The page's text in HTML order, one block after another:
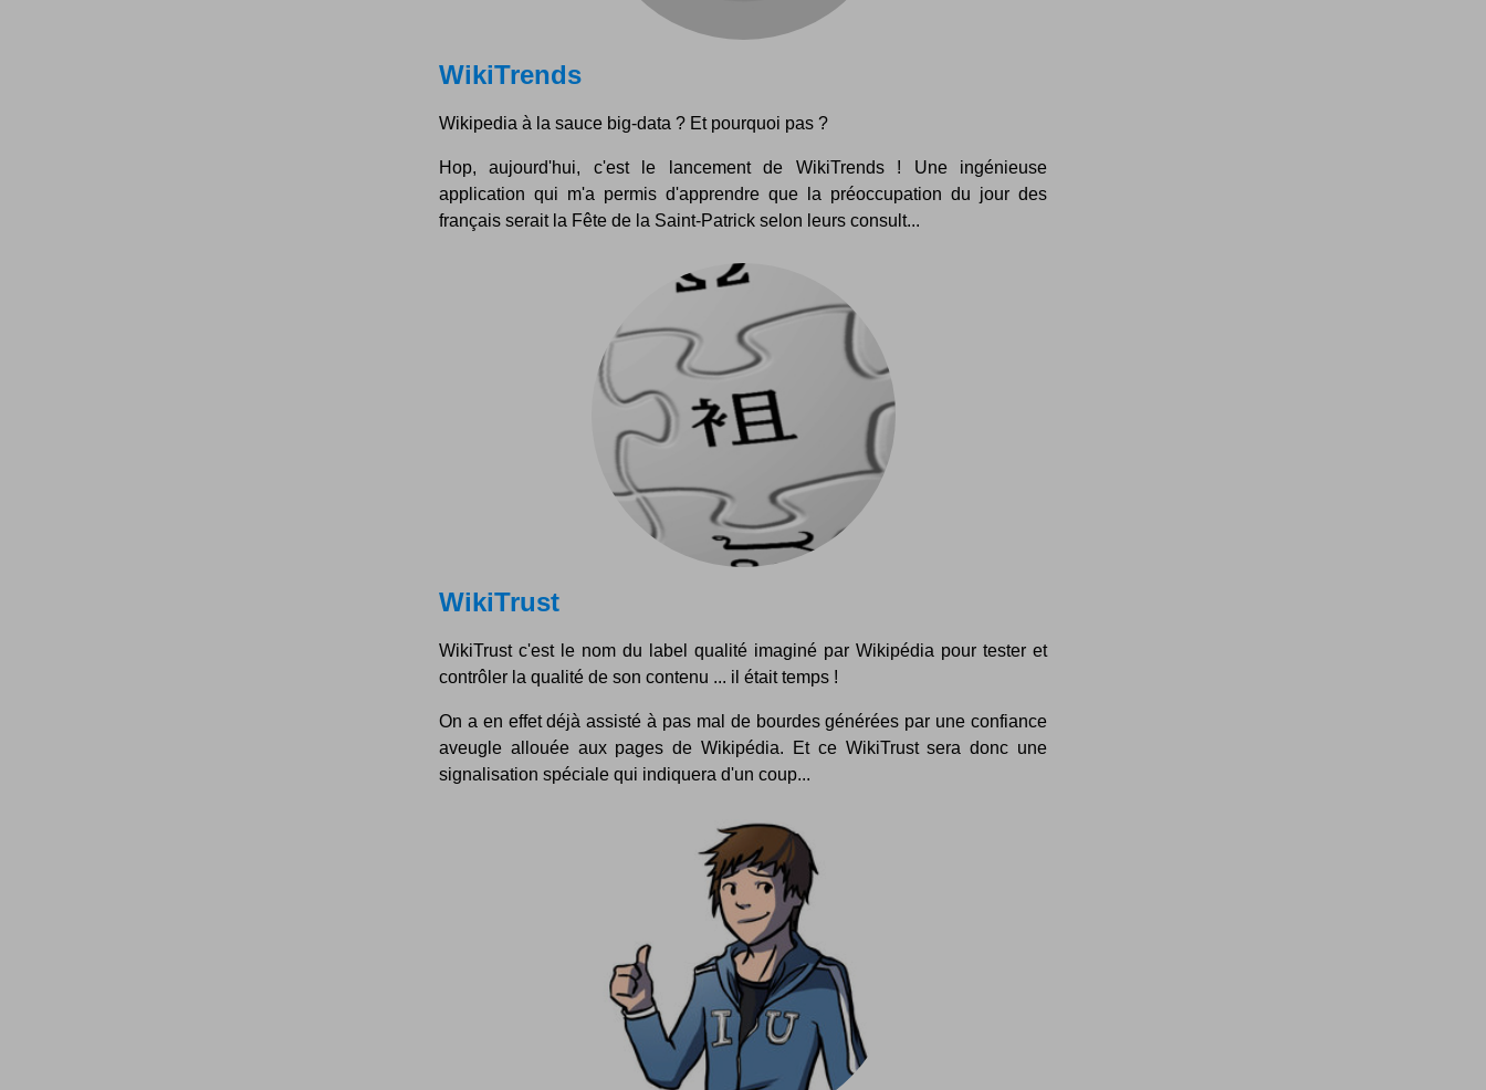
WikiTrends
Wikipedia à la sauce big-data ? Et pourquoi pas ?
Hop, aujourd'hui, c'est le lancement de WikiTrends ! Une ingénieuse
application qui m'a permis d'apprendre que la préoccupation du jour des
français serait la Fête de la Saint-Patrick selon leurs consult...
WikiTrust
WikiTrust c'est le nom du label qualité imaginé par Wikipédia pour tester et
contrôler la qualité de son contenu ... il était temps !
On a en effet déjà assisté à pas mal de bourdes générées par une confiance
aveugle allouée aux pages de Wikipédia. Et ce WikiTrust sera donc une
signalisation spéciale qui indiquera d'un coup...